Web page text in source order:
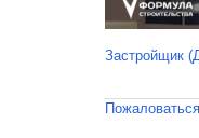
Застройщик
Пожаловаться